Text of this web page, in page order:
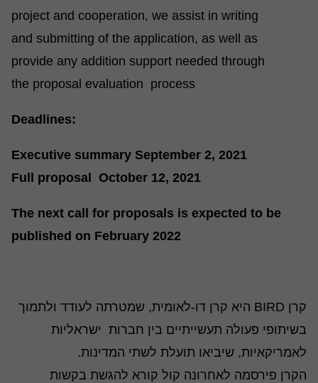
project and cooperation, we assist in writing
and submitting of the application, as well as
provide any addition support needed through
the proposal evaluation process
:Deadlines
Executive summary September 2, 2021
Full proposal October 12, 2021
The next call for proposals is expected to be
published on February 2022
קרן BIRD
היא קרן דו-לאומית, שמטרתה לעודד ולתמוך
בשיתופי פעולה תעשייתיים בין חברות ישראליות
לאמריקאיות, שיביאו תועלת לשתי המדינות.
הקרן פירסמה לאחרונה קול קורא להגשת בקשות